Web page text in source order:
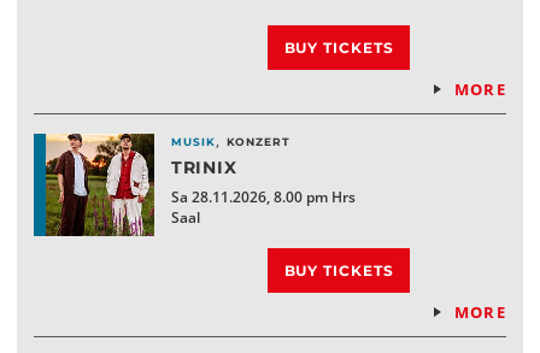
MORE
BUY TICKETS
MUSIK, KONZERT
TRINIX
Sa 28.11.2026, 8.00 pm Hrs
Saal
MORE
BUY TICKETS